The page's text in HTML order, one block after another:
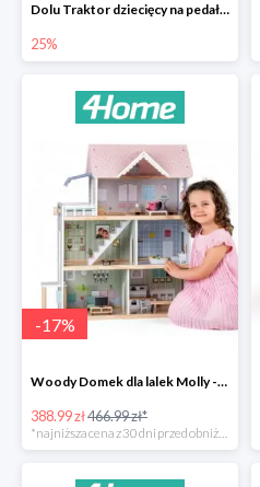
Dolu Traktor dziecięcy na pedały z przyczepką -25%
25%
-17%
Woody Domek dla lalek Molly -78zł
388.99 zł466.99 zł*